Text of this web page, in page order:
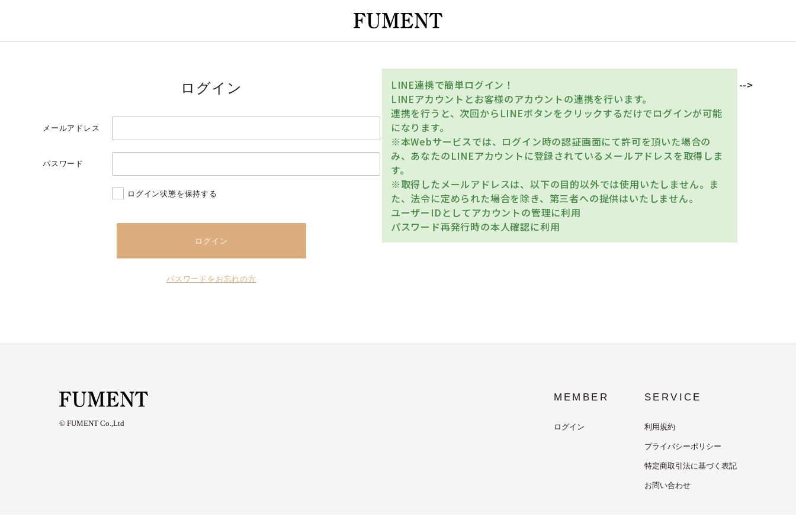
ログイン
メールアドレス
パスワード
ログイン状態を保持する
パスワードをお忘れの方
LINE連携で簡単ログイン！
LINEアカウントとお客様のアカウントの連携を行います。
連携を行うと、次回からLINEボタンをクリックするだけでログインが可能
になります。
※本Webサービスでは、ログイン時の認証画面にて許可を頂いた場合の
み、あなたのLINEアカウントに登録されているメールアドレスを取得しま
す。
※取得したメールアドレスは、以下の目的以外では使用いたしません。ま
た、法令に定められた場合を除き、第三者への提供はいたしません。
ユーザーIDとしてアカウントの管理に利用
パスワード再発行時の本人確認に利用
-->
© FUMENT Co.,Ltd
MEMBER
ログイン
SERVICE
利用規約
プライバシーポリシー
特定商取引法に基づく表記
お問い合わせ